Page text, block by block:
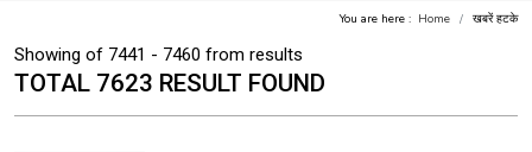
You are here : Home खबरें हटके
Showing of 7441 - 7460 from results
TOTAL 7623 RESULT FOUND